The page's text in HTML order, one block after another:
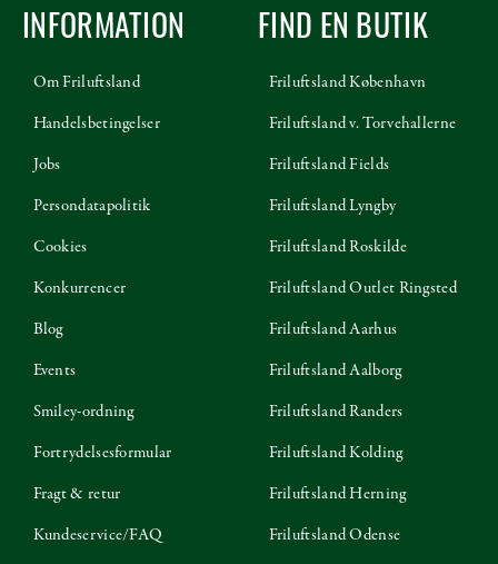
INFORMATION
Om Friluftsland
Handelsbetingelser
Jobs
Persondatapolitik
Cookies
Konkurrencer
Blog
Events
Smiley-ordning
Fortrydelsesformular
Fragt & retur
Kundeservice/FAQ
FIND EN BUTIK
Friluftsland København
Friluftsland v. Torvehallerne
Friluftsland Fields
Friluftsland Lyngby
Friluftsland Roskilde
Friluftsland Outlet Ringsted
Friluftsland Aarhus
Friluftsland Aalborg
Friluftsland Randers
Friluftsland Kolding
Friluftsland Herning
Friluftsland Odense